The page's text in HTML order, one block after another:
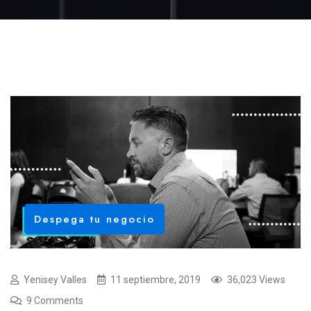
Despega tu negocio
Yenisey Valles 11 septiembre, 2019
36,023 Views
9 Comments